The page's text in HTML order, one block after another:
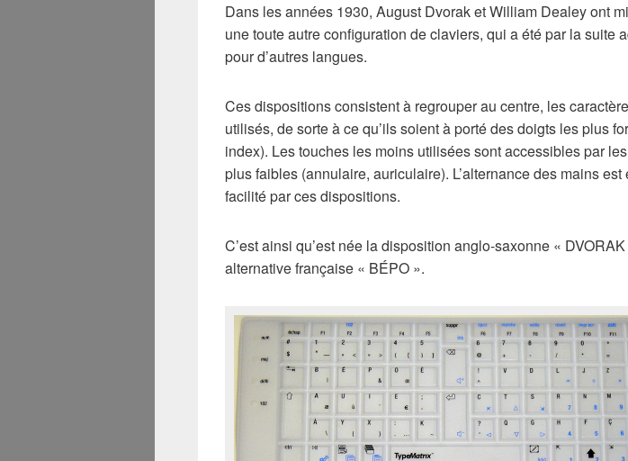
Dans les années 1930, August Dvorak et William Dealey ont
une toute autre configuration de claviers, qui a été par la suite
pour d’autres langues.
Ces dispositions consistent à regrouper au centre, les
utilisés, de sorte à ce qu’ils soient à porté des doigts les plus
index). Les touches les moins utilisées sont accessibles par
plus faibles (annulaire, auriculaire). L’alternance des mains est
facilité par ces dispositions.
C’est ainsi qu’est née la disposition anglo-saxonne «
alternative française « BÉPO ».